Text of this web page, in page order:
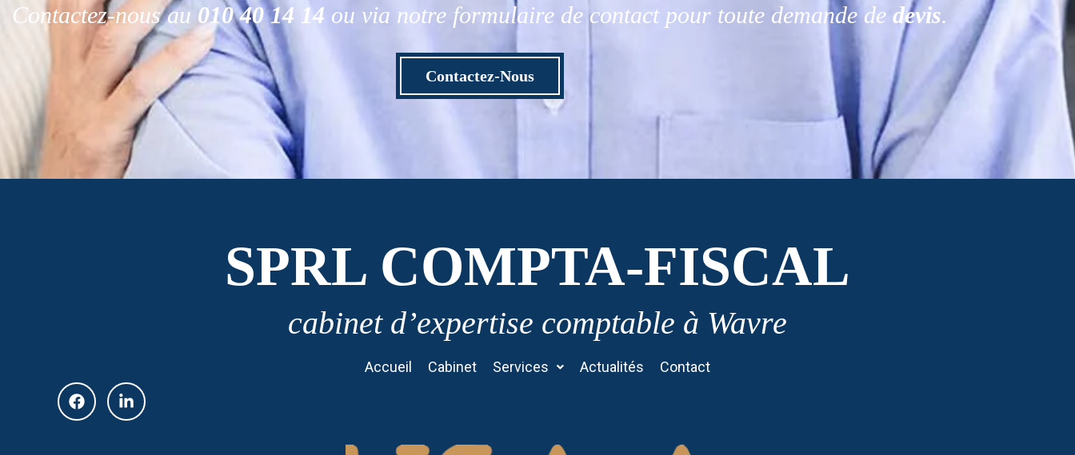
Contactez-nous au 010 40 14 14 ou via notre formulaire de contact pour toute demande de devis.
Contactez-Nous
SPRL COMPTA-FISCAL
cabinet d’expertise comptable à Wavre
Accueil Cabinet Services Actualités Contact